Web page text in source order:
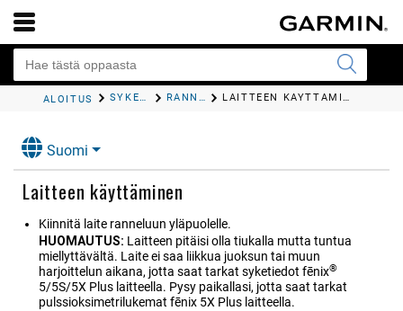
ALOITUS SYKEOMINAISUUDET RANNESYKEMITTARI LAITTEEN KÄYTTÄMINEN
Suomi
Laitteen käyttäminen
Kiinnitä laite ranneluun yläpuolelle.
HUOMAUTUS: Laitteen pitäisi olla tiukalla mutta tuntua
miellyttävältä. Laite ei saa liikkua juoksun tai muun
harjoittelun aikana, jotta saat tarkat syketiedot fēnix®
5/5S/5X Plus laitteella. Pysy paikallasi, jotta saat tarkat
pulssioksimetrilukemat fēnix 5X Plus laitteella.